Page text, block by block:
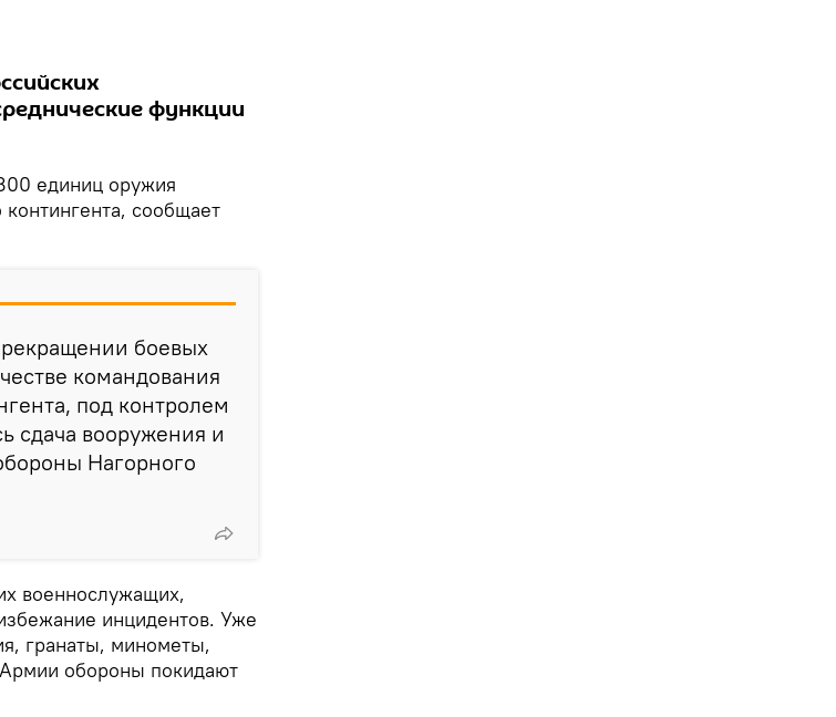
функции
единиц оружия
сообщает
боевых
командования
под контролем
сдача вооружения и
Нагорного
военнослужащих,
инцидентов. Уже
гранаты, минометы,
обороны покидают